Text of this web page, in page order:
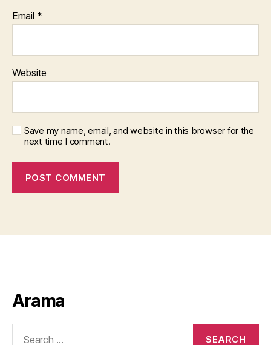
Email *
Website
Save my name, email, and website in this browser for the
next time I comment.
Arama